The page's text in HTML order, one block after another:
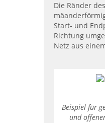
Die Ränder
Start- und
Richtung
Netz aus
Beispiel für
und